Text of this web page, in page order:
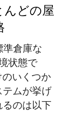
んどの屋
倉庫な
状態で
のいくつか
ムが挙げ
のは以下